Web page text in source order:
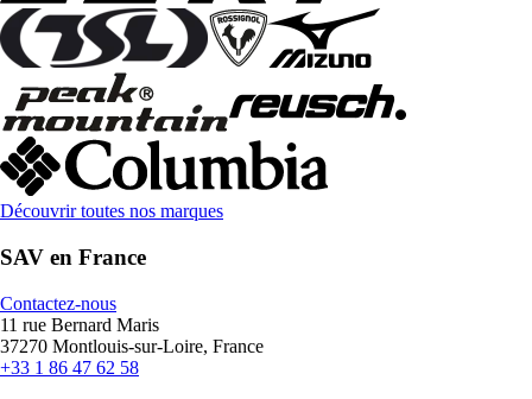
Découvrir toutes nos marques
SAV en France
Contactez-nous
11 rue Bernard Maris
37270 Montlouis-sur-Loire, France
+33 1 86 47 62 58